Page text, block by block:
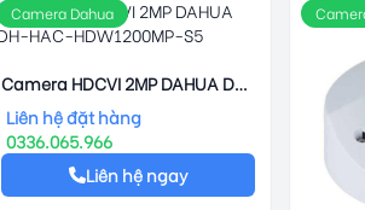
Camera Dahua
Camera HDCVI 2MP DAHUA DH-
HAC-HDW1200MP-S5
Liên hệ đặt hàng
0336.065.966
Liên hệ ngay